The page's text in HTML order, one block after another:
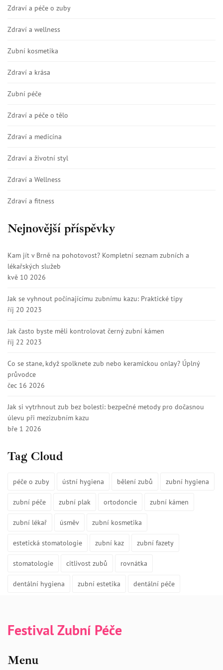
Zdraví a péče o zuby
Zdraví a wellness
Zubní kosmetika
Zdraví a krása
Zubní péče
Zdraví a péče o tělo
Zdraví a medicína
Zdraví a životní styl
Zdraví a Wellness
Zdraví a fitness
Nejnovější příspěvky
Kam jít v Brně na pohotovost? Kompletní seznam zubních a
lékařských služeb
kvě 10 2026
Jak se vyhnout počínajícímu zubnímu kazu: Praktické tipy
říj 20 2023
Jak často byste měli kontrolovat černý zubní kámen
říj 22 2023
Co se stane, když spolknete zub nebo keramickou onlay? Úplný
průvodce
čec 16 2026
Jak si vytrhnout zub bez bolesti: bezpečné metody pro dočasnou
úlevu při mezizubním kazu
bře 1 2026
Tag Cloud
péče o zuby ústní hygiena bělení zubů zubní hygiena
zubní péče zubní plak ortodoncie zubní kámen
zubní lékař úsměv zubní kosmetika
estetická stomatologie zubní kaz zubní fazety
stomatologie citlivost zubů rovnátka
dentální hygiena zubní estetika dentální péče
Festival Zubní Péče
Menu